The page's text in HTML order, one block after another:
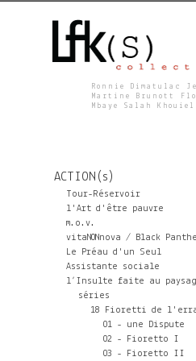
F
K
S
Ronnie Dimatulac
Martine Brunott
Mbaye Salah
ACTION(s)
Tour-Réservoir
l'Art d'être pauvre
m.o.v.
vitaNONnova / Black
Le Préau d'un Seul
Assistante sociale
l’Insulte faite au
séries
18 Fioretti de
01 - une Dispute
02 - Fioretto I
03 - Fioretto II